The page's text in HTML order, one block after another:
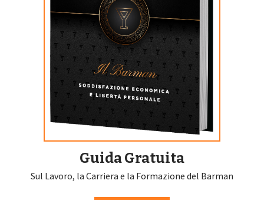
Guida Gratuita
Sul Lavoro, la Carriera e la Formazione del Barman